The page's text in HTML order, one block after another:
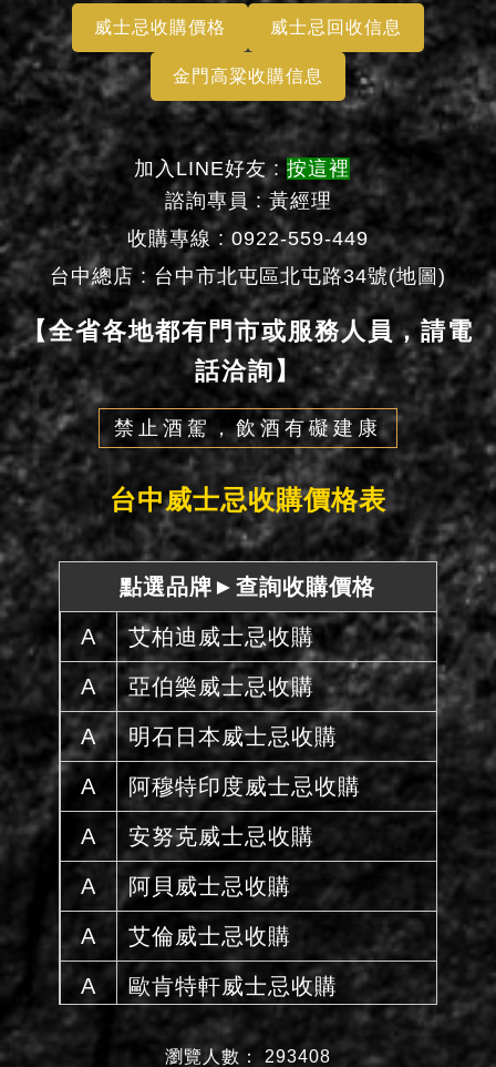
威士忌收購價格 威士忌回收信息
金門高粱收購信息
加入LINE好友 : 按這裡
諮詢專員 : 黃經理
收購專線 : 0922-559-449
台中總店 : 台中市北屯區北屯路34號(地圖)
【全省各地都有門市或服務人員，請電
話洽詢】
禁止酒駕，飲酒有礙建康
台中威士忌收購價格表
點選品牌►查詢收購價格
A 艾柏迪威士忌收購
A 亞伯樂威士忌收購
A 明石日本威士忌收購
A 阿穆特印度威士忌收購
A 安努克威士忌收購
A 阿貝威士忌收購
A 艾倫威士忌收購
A 歐肯特軒威士忌收購
雅墨威士忌收購
瀏覽人數： 293408